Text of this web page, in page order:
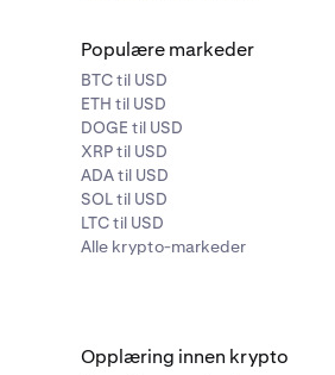
Populære markeder
BTC til USD
ETH til USD
DOGE til USD
XRP til USD
ADA til USD
SOL til USD
LTC til USD
Alle krypto-markeder
Opplæring innen krypto